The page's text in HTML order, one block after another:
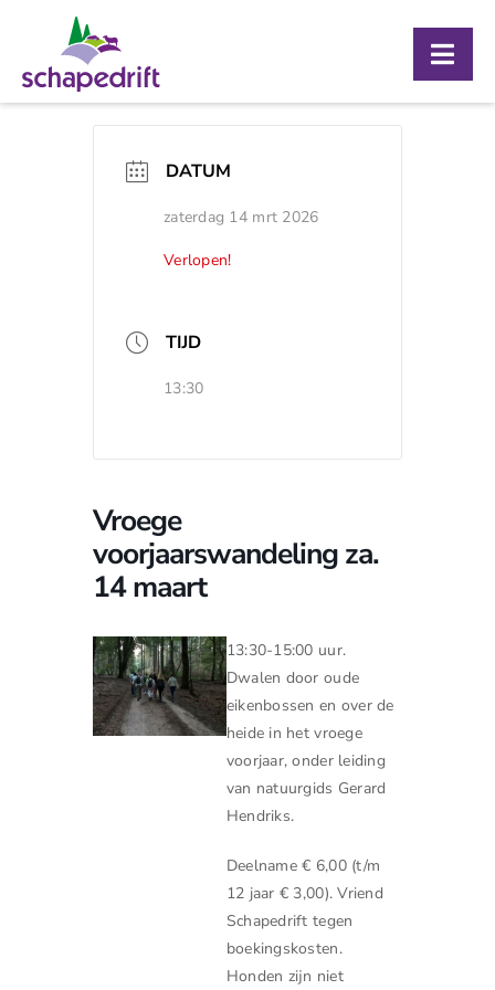
inhoud
Over ons
Bezoekerscentrum
DATUM
zaterdag 14 mrt 2026
Verlopen!
TIJD
13:30
Vroege
voorjaarswandeling za.
14 maart
13:30-15:00 uur.
Dwalen door oude
eikenbossen en over de
heide in het vroege
voorjaar, onder leiding
van natuurgids Gerard
Hendriks.
Deelname € 6,00 (t/m
12 jaar € 3,00). Vriend
Schapedrift tegen
boekingskosten.
Honden zijn niet